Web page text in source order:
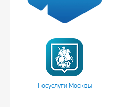
Госуслуги Москвы